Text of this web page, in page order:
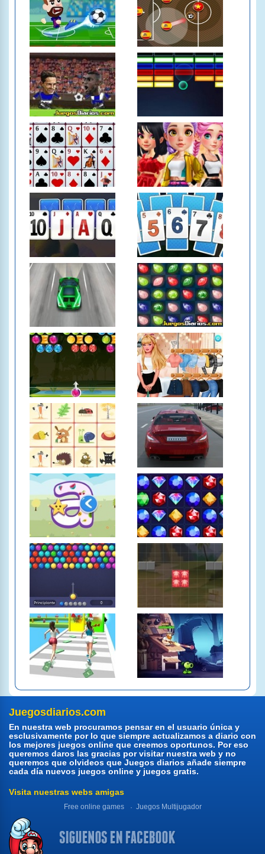
Juegosdiarios.com
En nuestra web procuramos pensar en el usuario única y
esclusivamente por lo que siempre actualizamos a diario con
los mejores juegos online que creemos oportunos. Por eso
queremos daros las gracias por visitar nuestra web y no
queremos que olvideos que Juegos diarios añade siempre
cada día nuevos juegos online y juegos gratis.
Visita nuestras webs amigas
Free online games Juegos Multijugador